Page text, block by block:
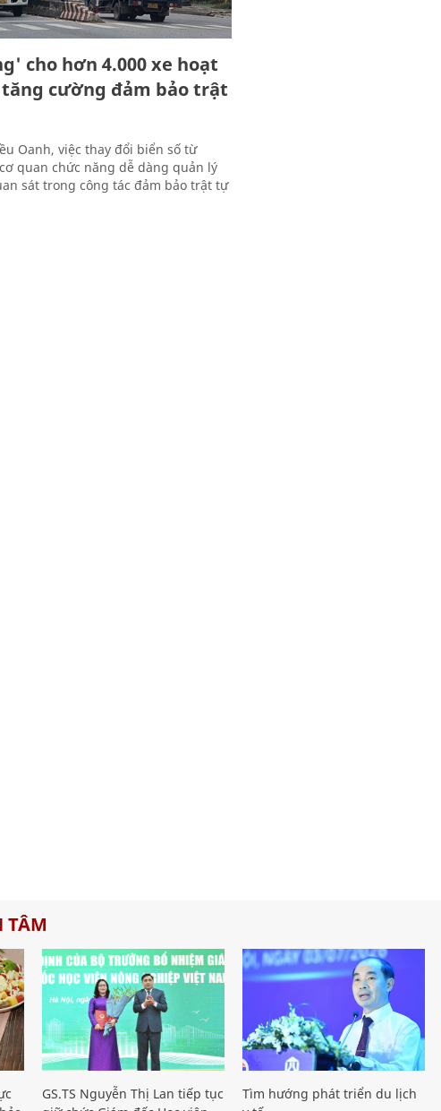
cho hơn 4.000 xe hoạt
cường đảm bảo trật
Oanh, việc thay đổi biển số từ
quan chức năng dễ dàng quản lý
sát trong công tác đảm bảo trật tự
TÂM
GS.TS Nguyễn Thị Lan tiếp tục
Tìm hướng phát triển du lịch